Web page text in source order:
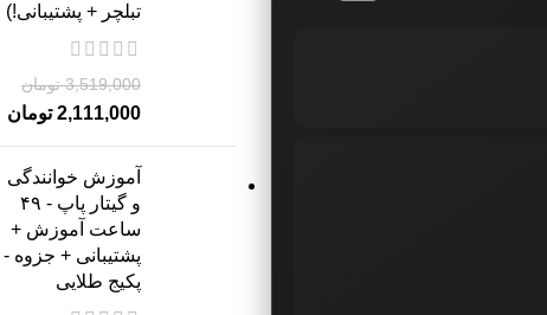
تبلچر + پشتیبانی!)
3,519,000 تومان
2,111,000 تومان
آموزش خوانندگی
و گیتار پاپ - ۴۹
ساعت آموزش +
پشتیبانی + جزوه -
پکیج طلایی